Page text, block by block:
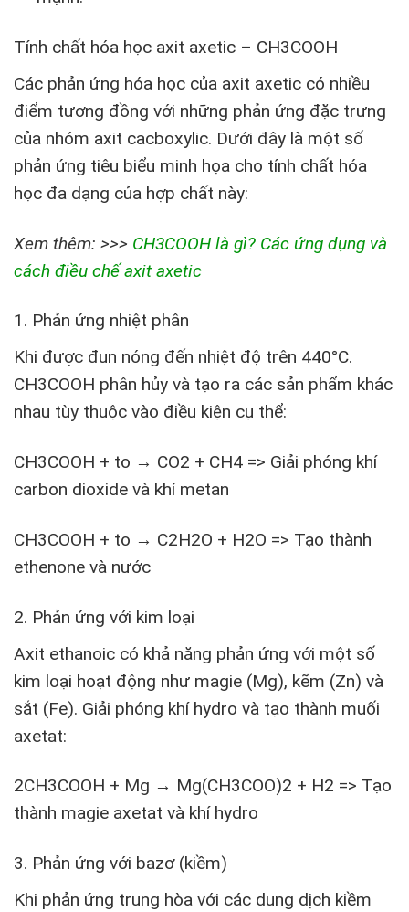
Tính chất hóa học axit axetic – CH3COOH
Các phản ứng hóa học của axit axetic có nhiều
điểm tương đồng với những phản ứng đặc trưng
của nhóm axit cacboxylic. Dưới đây là một số
phản ứng tiêu biểu minh họa cho tính chất hóa
học đa dạng của hợp chất này:
Xem thêm: >>> CH3COOH là gì? Các ứng dụng và
cách điều chế axit axetic
1. Phản ứng nhiệt phân
Khi được đun nóng đến nhiệt độ trên 440°C.
CH3COOH phân hủy và tạo ra các sản phẩm khác
nhau tùy thuộc vào điều kiện cụ thể:
CH3COOH + to → CO2 + CH4 => Giải phóng khí
carbon dioxide và khí metan
CH3COOH + to → C2H2O + H2O => Tạo thành
ethenone và nước
2. Phản ứng với kim loại
Axit ethanoic có khả năng phản ứng với một số
kim loại hoạt động như magie (Mg), kẽm (Zn) và
sắt (Fe). Giải phóng khí hydro và tạo thành muối
axetat:
2CH3COOH + Mg → Mg(CH3COO)2 + H2 => Tạo
thành magie axetat và khí hydro
3. Phản ứng với bazơ (kiềm)
Khi phản ứng trung hòa với các dung dịch kiềm